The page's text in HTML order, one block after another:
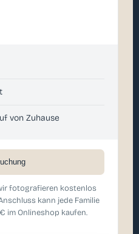
von Zuhause
fotografieren kostenlos
kann jede Familie
im Onlineshop kaufen.